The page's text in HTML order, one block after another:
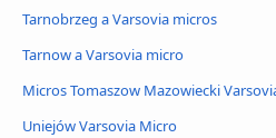
Tarnobrzeg a Varsovia micros
Tarnow a Varsovia micro
Micros Tomaszow Mazowiecki
Uniejów Varsovia Micro